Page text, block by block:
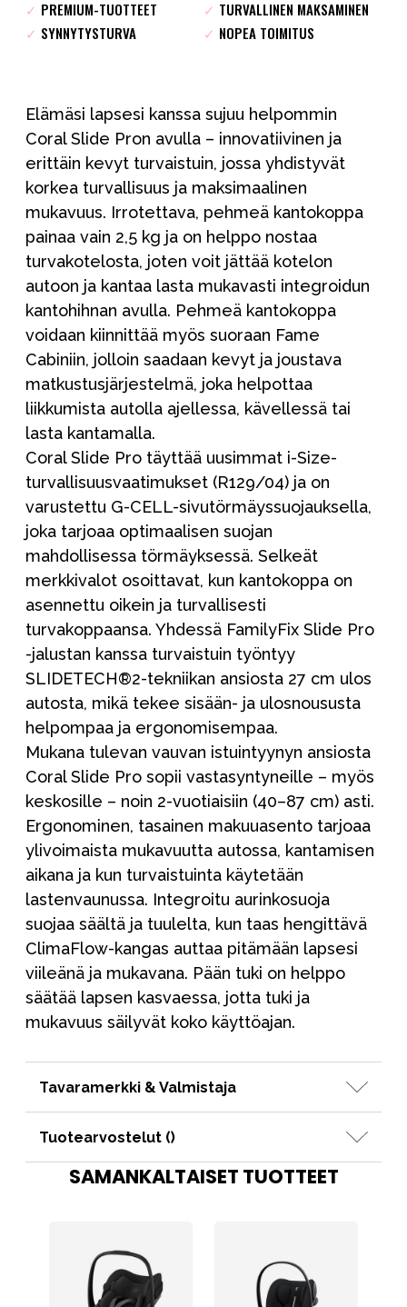
✓ PREMIUM-TUOTTEET ✓ TURVALLINEN MAKSAMINEN
✓ SYNNYTYSTURVA ✓ NOPEA TOIMITUS
Elämäsi lapsesi kanssa sujuu helpommin
Coral Slide Pron avulla – innovatiivinen ja
erittäin kevyt turvaistuin, jossa yhdistyvät
korkea turvallisuus ja maksimaalinen
mukavuus. Irrotettava, pehmeä kantokoppa
painaa vain 2,5 kg ja on helppo nostaa
turvakotelosta, joten voit jättää kotelon
autoon ja kantaa lasta mukavasti integroidun
kantohihnan avulla. Pehmeä kantokoppa
voidaan kiinnittää myös suoraan Fame
Cabiniin, jolloin saadaan kevyt ja joustava
matkustusjärjestelmä, joka helpottaa
liikkumista autolla ajellessa, kävellessä tai
lasta kantamalla.
Coral Slide Pro täyttää uusimmat i-Size-
turvallisuusvaatimukset (R129/04) ja on
varustettu G-CELL-sivutörmäyssuojauksella,
joka tarjoaa optimaalisen suojan
mahdollisessa törmäyksessä. Selkeät
merkkivalot osoittavat, kun kantokoppa on
asennettu oikein ja turvallisesti
turvakoppaansa. Yhdessä FamilyFix Slide Pro
-jalustan kanssa turvaistuin työntyy
SLIDETECH®2-tekniikan ansiosta 27 cm ulos
autosta, mikä tekee sisään- ja ulosnoususta
helpompaa ja ergonomisempaa.
Mukana tulevan vauvan istuintyynyn ansiosta
Coral Slide Pro sopii vastasyntyneille – myös
keskosille – noin 2-vuotiaisiin (40–87 cm) asti.
Ergonominen, tasainen makuuasento tarjoaa
ylivoimaista mukavuutta autossa, kantamisen
aikana ja kun turvaistuinta käytetään
lastenvaunussa. Integroitu aurinkosuoja
suojaa säältä ja tuulelta, kun taas hengittävä
ClimaFlow-kangas auttaa pitämään lapsesi
viileänä ja mukavana. Pään tuki on helppo
säätää lapsen kasvaessa, jotta tuki ja
mukavuus säilyvät koko käyttöajan.
Tavaramerkki & Valmistaja
Tuotearvostelut ()
SAMANKALTAISET TUOTTEET